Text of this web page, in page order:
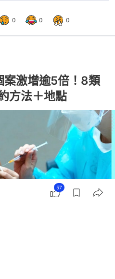
0 0 0
激增逾5倍！8類
方法＋地點
57